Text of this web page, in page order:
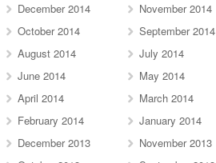
December 2014
November 2014
October 2014
September 2014
August 2014
July 2014
June 2014
May 2014
April 2014
March 2014
February 2014
January 2014
December 2013
November 2013